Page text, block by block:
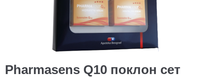
Pharmasens Q10 поклон сет